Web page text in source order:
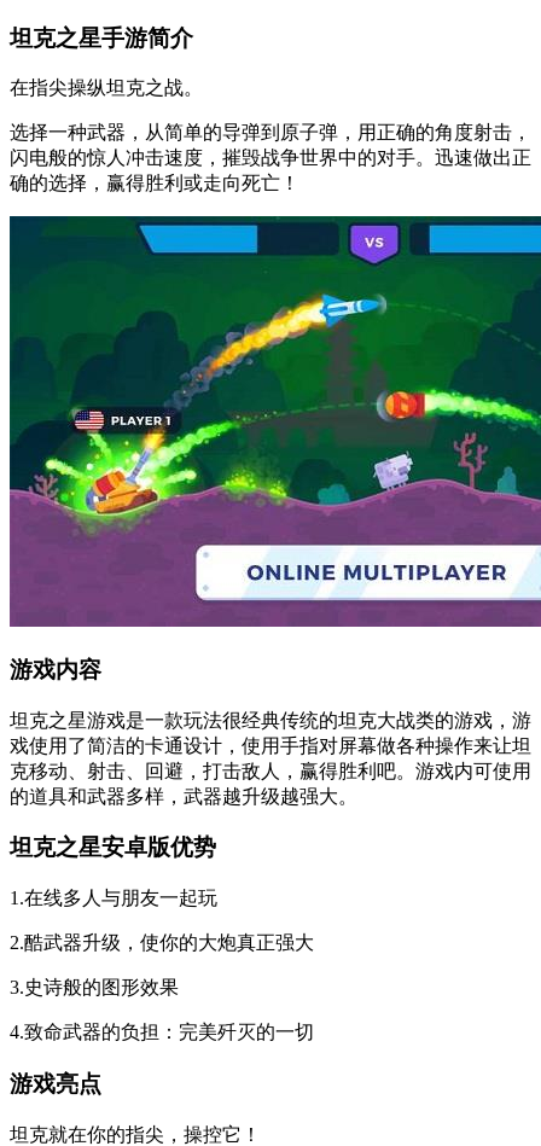
坦克之星手游简介
在指尖操纵坦克之战。
选择一种武器，从简单的导弹到原子弹，用正确的角度射击，
闪电般的惊人冲击速度，摧毁战争世界中的对手。迅速做出正
确的选择，赢得胜利或走向死亡！
游戏内容
坦克之星游戏是一款玩法很经典传统的坦克大战类的游戏，游
戏使用了简洁的卡通设计，使用手指对屏幕做各种操作来让坦
克移动、射击、回避，打击敌人，赢得胜利吧。游戏内可使用
的道具和武器多样，武器越升级越强大。
坦克之星安卓版优势
1.在线多人与朋友一起玩
2.酷武器升级，使你的大炮真正强大
3.史诗般的图形效果
4.致命武器的负担：完美歼灭的一切
游戏亮点
坦克就在你的指尖，操控它！